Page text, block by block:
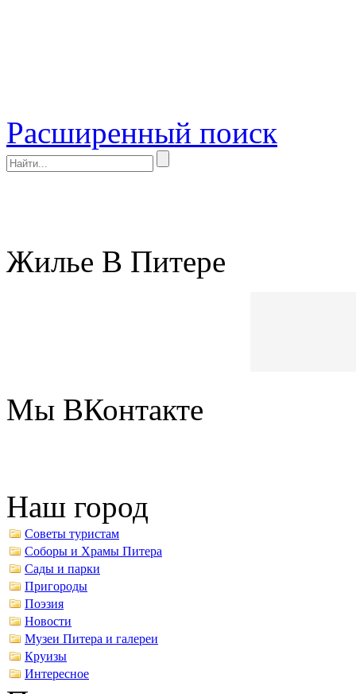
Расширенный поиск
Жилье В Питере
Мы ВКонтакте
Наш город
Советы туристам
Соборы и Храмы Питера
Сады и парки
Пригороды
Поэзия
Новости
Музеи Питера и галереи
Круизы
Интересное